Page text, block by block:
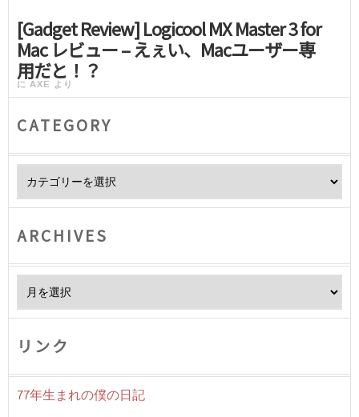
[Gadget Review] Logicool MX Master 3 for
Mac レビュー – えぇい、Macユーザー専
用だと！？
に AXE より
CATEGORY
ARCHIVES
リンク
77年生まれの僕の日記